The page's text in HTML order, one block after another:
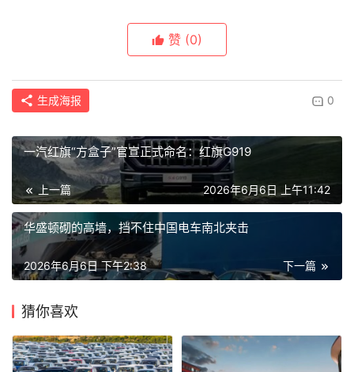
赞 (0)
生成海报 0
一汽红旗“方盒子”官宣正式命名：红旗G919
上一篇 2026年6月6日 上午11:42
华盛顿砌的高墙，挡不住中国电车南北夹击
下一篇
2026年6月6日 下午2:38
猜你喜欢